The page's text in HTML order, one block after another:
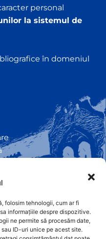
folosim tehnologii, cum ar fi
informațiile despre dispozitive.
ne permite să procesăm date,
ID-uri unice pe acest site.
personal
la sistemul de
în domeniul